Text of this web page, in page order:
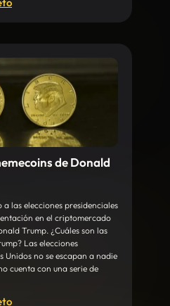
de Donald
las elecciones presidenciales
en el criptomercado
Trump. ¿Cuáles son las
Las elecciones
Unidos no se escapan a nadie
cuenta con una serie de